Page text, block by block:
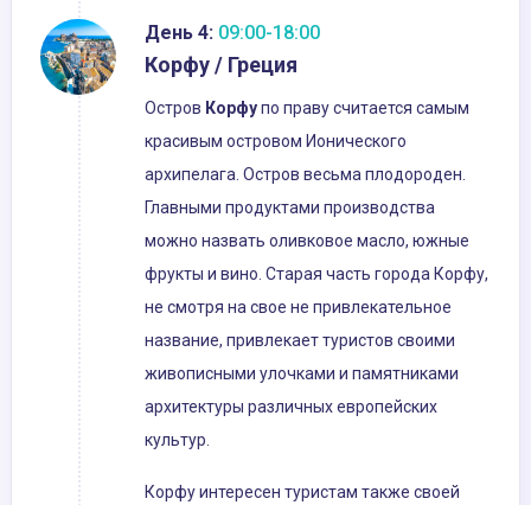
День 4: 09:00-18:00
Корфу / Греция
Остров Корфупо праву считается самым
красивым островом Ионического
архипелага. Остров весьма плодороден.
Главными продуктами производства
можно назвать оливковое масло, южные
фрукты и вино. Старая часть города Корфу,
не смотря на свое не привлекательное
название, привлекает туристов своими
живописными улочками и памятниками
архитектуры различных европейских
культур.
Корфу интересен туристам также своей